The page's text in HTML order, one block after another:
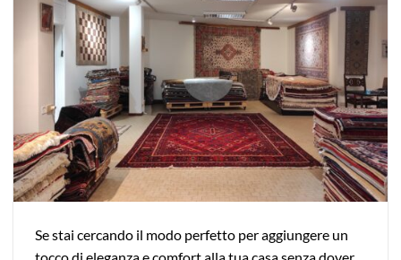
Se stai cercando il modo perfetto per aggiungere un
tocco di eleganza e comfort alla tua casa senza dover